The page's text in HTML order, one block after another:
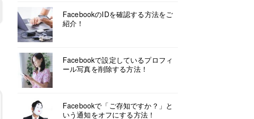
FacebookのIDを確認する方法をご
紹介！
Facebookで設定しているプロフィ
ール写真を削除する方法！
Facebookで「ご存知ですか？」と
いう通知をオフにする方法！